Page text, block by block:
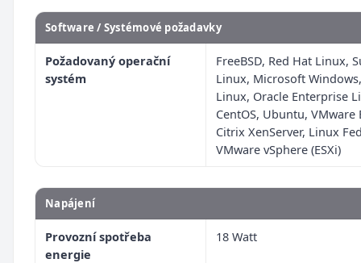
Software / Systémové požadavky
Požadovaný operační
systém
FreeBSD, Red Hat Linux,
Linux, Microsoft
Linux, Oracle Enterprise
CentOS, Ubuntu, VMware
Citrix XenServer, Linux
VMware vSphere (ESXi)
Napájení
Provozní spotřeba
energie
18 Watt